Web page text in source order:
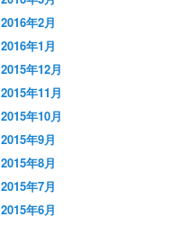
2016年2月
2016年1月
2015年12月
2015年11月
2015年10月
2015年9月
2015年8月
2015年7月
2015年6月